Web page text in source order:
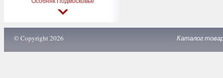
© Copyright 2026 Каталог